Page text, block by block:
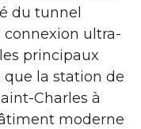
du tunnel
connexion ultra-
principaux
la station de
Charles à
moderne